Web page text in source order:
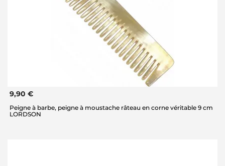
9,90 €
Peigne à barbe, peigne à moustache râteau en corne véritable 9 cm
LORDSON